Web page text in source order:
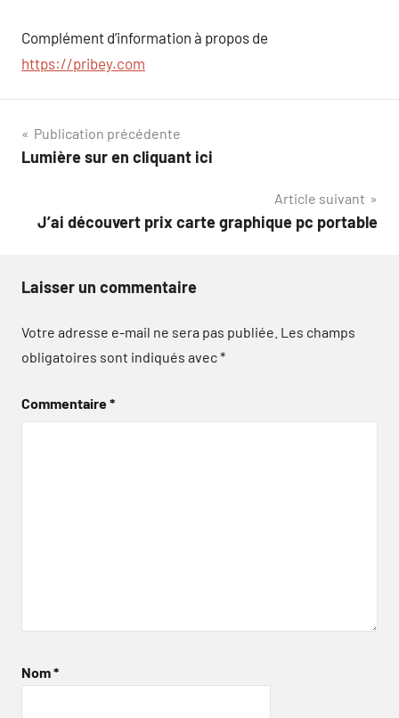
Complément d’information à propos de
https://pribey.com
Navigation
de
Publication précédente
Lumière sur en cliquant ici
Article suivant
J’ai découvert prix carte graphique pc portable
Laisser un commentaire
Votre adresse e-mail ne sera pas publiée. Les champs
obligatoires sont indiqués avec*
Commentaire*
Nom*